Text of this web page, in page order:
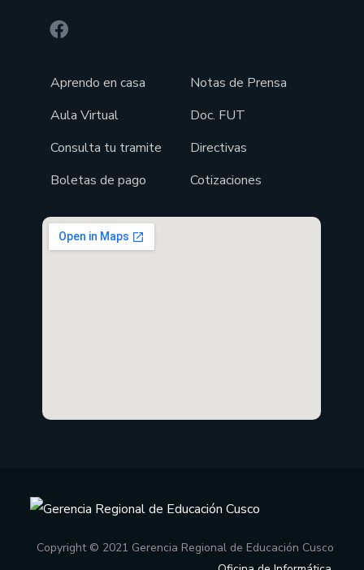
Aprendo en casa
Aula Virtual
Consulta tu tramite
Boletas de pago
Notas de Prensa
Doc. FUT
Directivas
Cotizaciones
Copyright © 2021 Gerencia Regional de Educación Cusco